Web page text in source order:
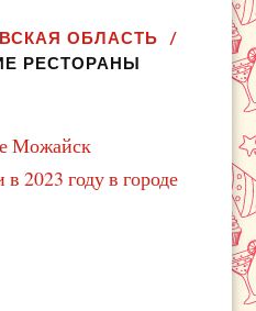
ОБЛАСТЬ
РЕСТОРАНЫ
Можайск
2023 году в городе